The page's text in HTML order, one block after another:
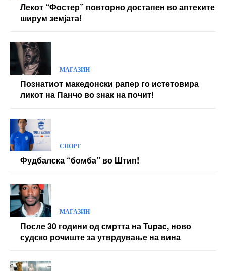
Лекот “Фостер” повторно достапен во аптеките
ширум земјата!
МАГАЗИН
Познатиот македонски рапер го истетовира
ликот на Панчо во знак на почит!
СПОРТ
Фудбалска “бомба” во Штип!
МАГАЗИН
После 30 години од смртта на Tupac, ново
судско рочиште за утврдување на вина